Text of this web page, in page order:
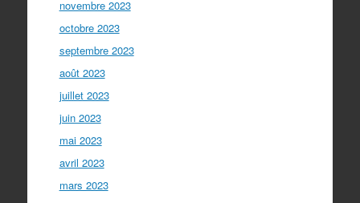
novembre 2023
octobre 2023
septembre 2023
août 2023
juillet 2023
juin 2023
mai 2023
avril 2023
mars 2023